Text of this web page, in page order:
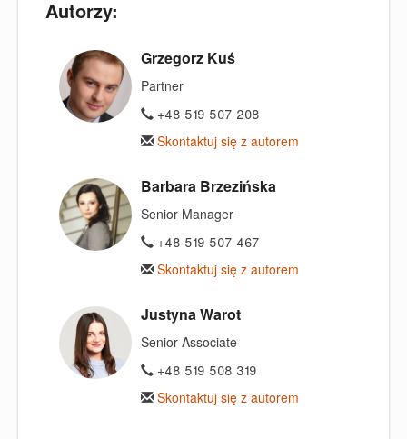
Autorzy:
Grzegorz Kuś
Partner
+48 519 507 208
Skontaktuj się z autorem
Barbara Brzezińska
Senior Manager
+48 519 507 467
Skontaktuj się z autorem
Justyna Warot
Senior Associate
+48 519 508 319
Skontaktuj się z autorem